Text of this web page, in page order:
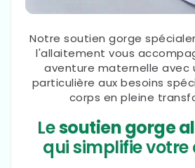
Notre soutien gorge
l'allaitement vous
aventure maternelle avec
particulière aux besoins
corps en pleine
Lesoutien gorge
qui simplifie